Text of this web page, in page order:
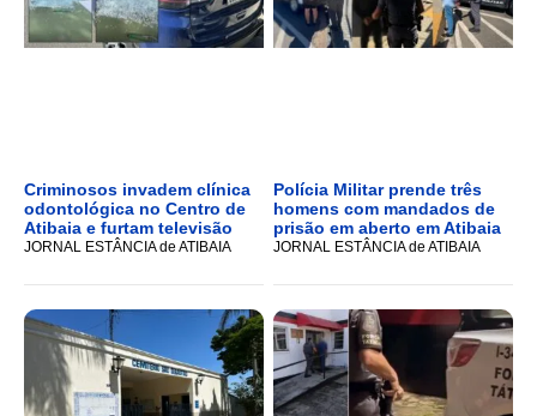
Criminosos invadem clínica
odontológica no Centro de
Atibaia e furtam televisão
JORNAL ESTÂNCIA de ATIBAIA
Polícia Militar prende três
homens com mandados de
prisão em aberto em Atibaia
JORNAL ESTÂNCIA de ATIBAIA